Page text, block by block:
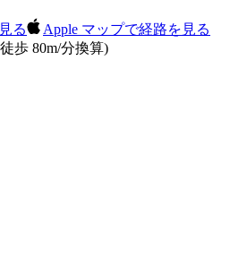
る
Apple マップで経路を見る
歩 80m/分換算)